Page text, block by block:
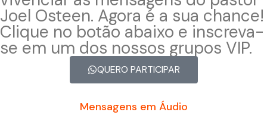
Joel Osteen. Agora é a sua chance!
Clique no botão abaixo e inscreva-
se em um dos nossos grupos VIP.
QUERO PARTICIPAR
Mensagens em Áudio